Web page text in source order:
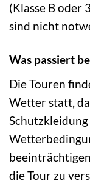
(Klasse B oder
sind nicht
Was passiert
Die Touren
Wetter statt,
die Tour zu